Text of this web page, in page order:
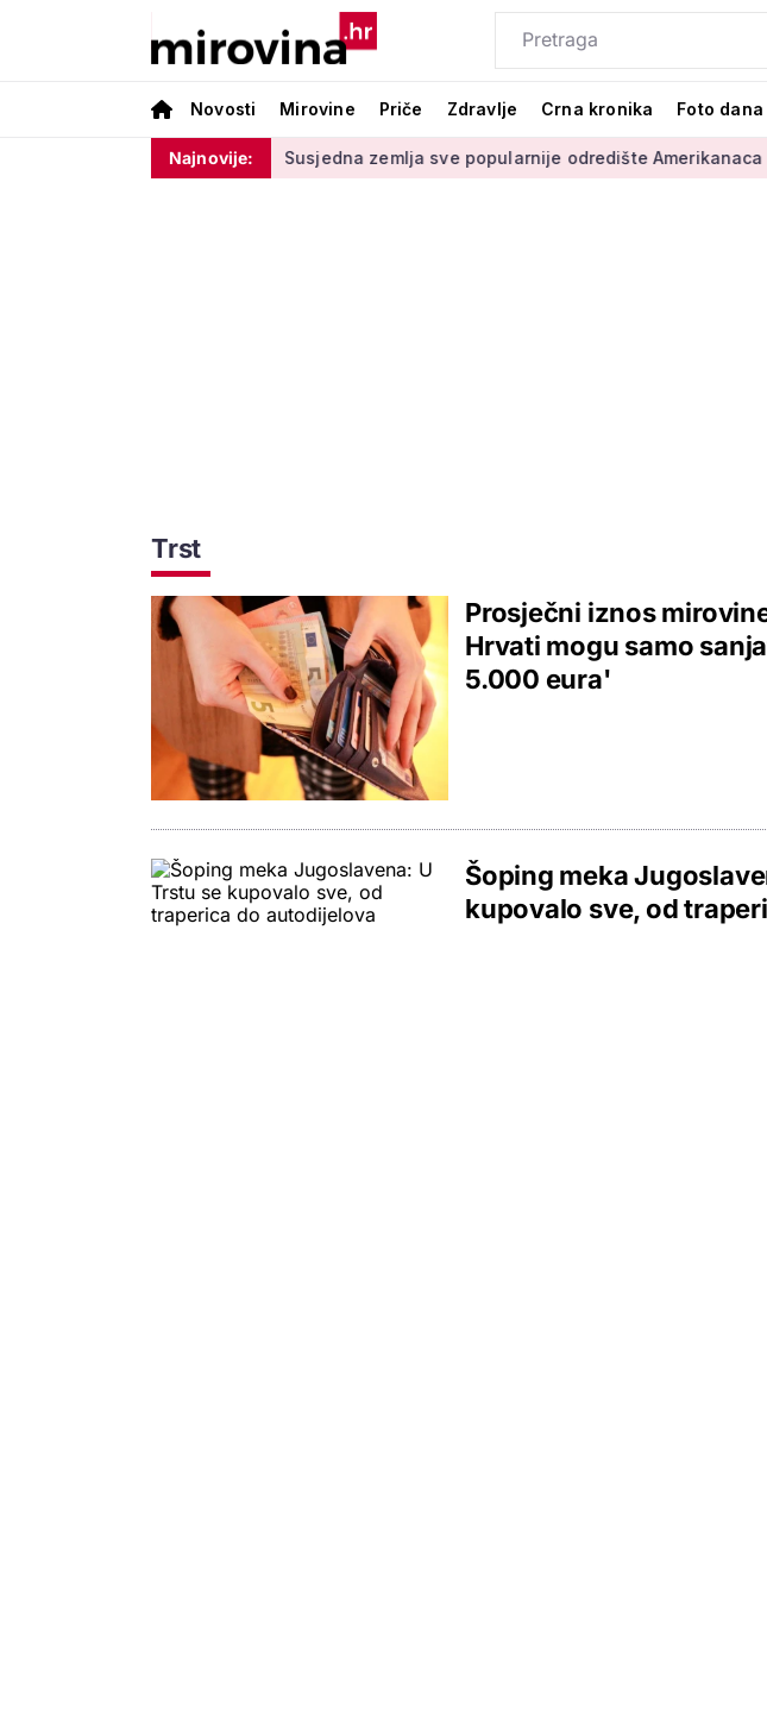
Novosti Mirovine Priče Zdravlje Crna kronika Foto dana
Najnovije:
u drugom stupu Susjedna zemlja sve popularnije odredište Amerikanaca u
Trst
Prosječni iznos
Hrvati mogu samo
5.000 eura'
Šoping meka
kupovalo sve, od